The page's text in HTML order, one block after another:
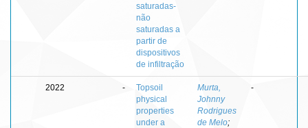
saturadas-
não
saturadas a
partir de
dispositivos
de infiltração
2022 -
Topsoil
physical
properties
under a
Murta,
Johnny
Rodrigues
de Melo;
-